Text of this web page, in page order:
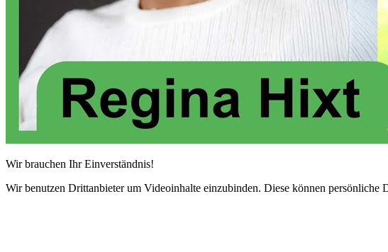
Wir brauchen Ihr Einverständnis!
Wir benutzen Drittanbieter um Videoinhalte einzubinden. Diese können